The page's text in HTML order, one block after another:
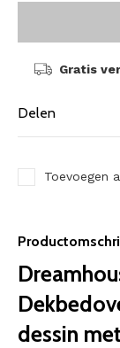
Gratis
Delen
Toevoegen
dessin